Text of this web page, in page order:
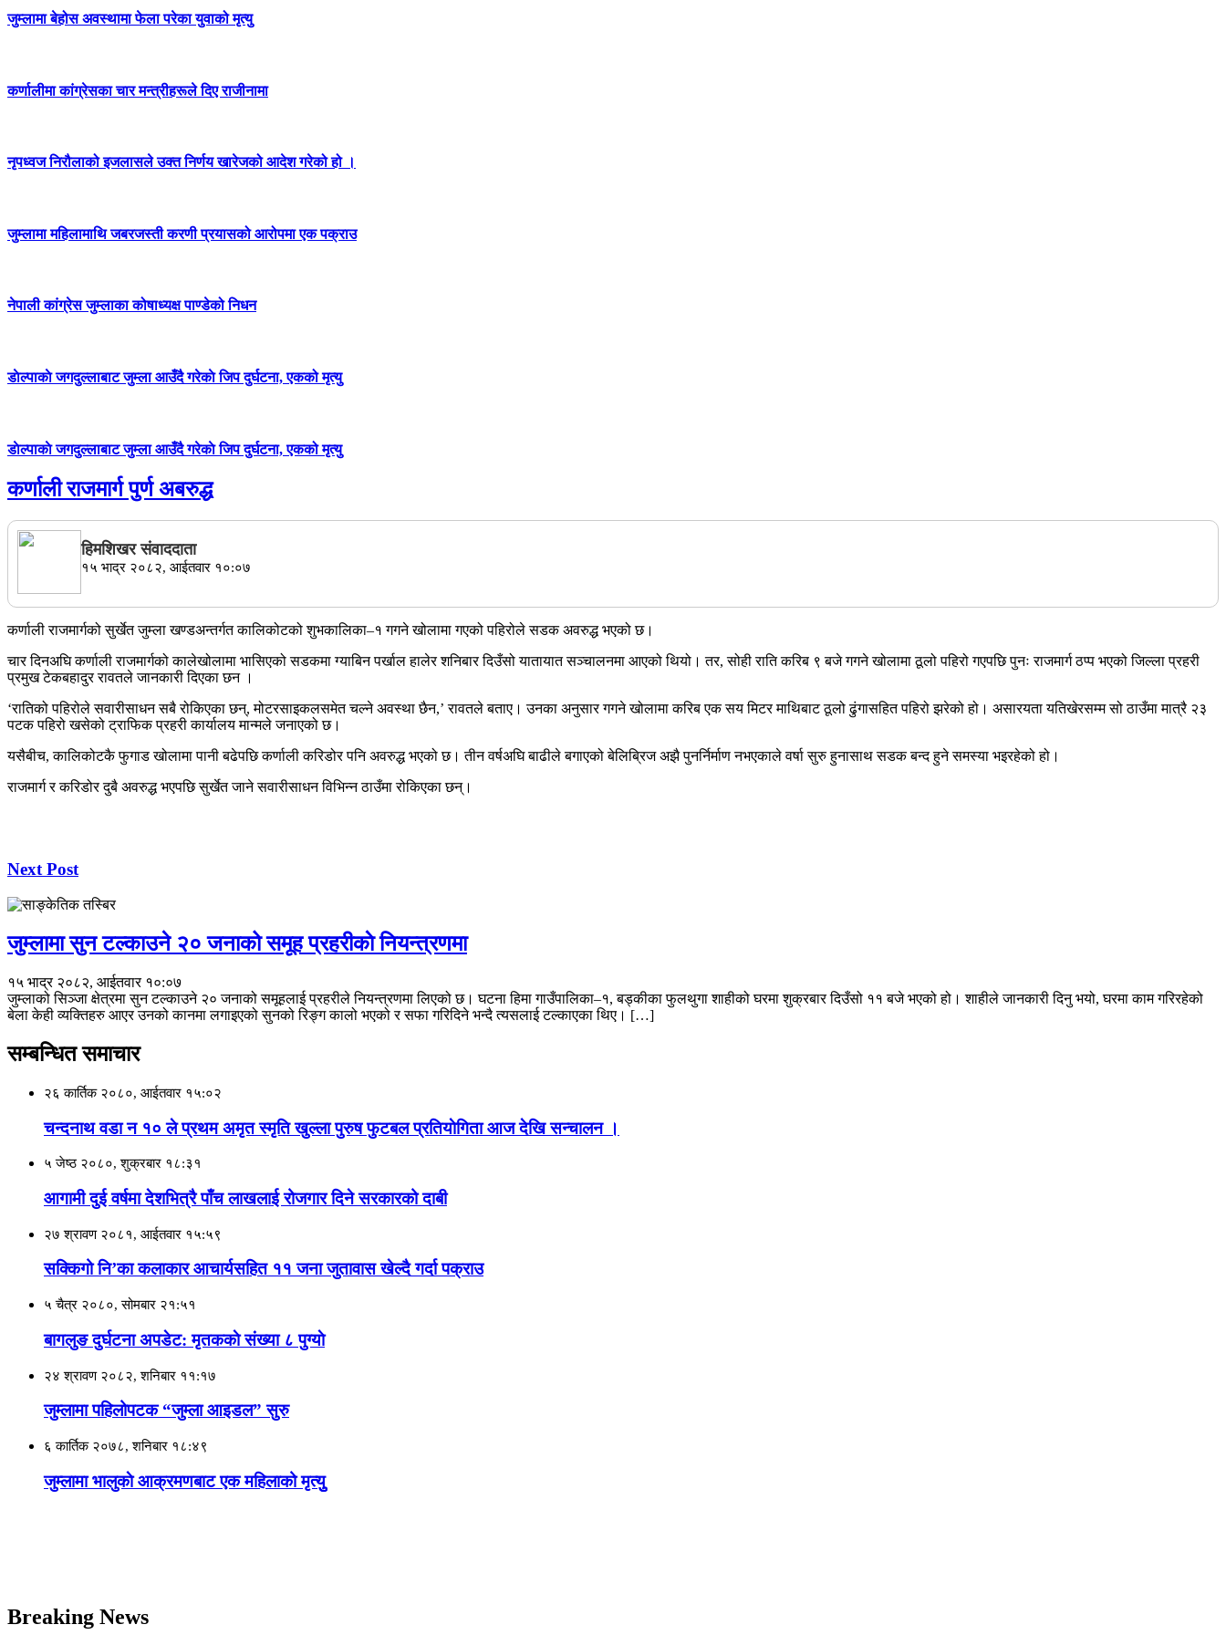
जुम्लामा बेहोस अवस्थामा फेला परेका युवाको मृत्यु
कर्णालीमा कांग्रेसका चार मन्त्रीहरूले दिए राजीनामा
नृपध्वज निरौलाको इजलासले उक्त निर्णय खारेजको आदेश गरेको हो ।
जुम्लामा महिलामाथि जबरजस्ती करणी प्रयासको आरोपमा एक पक्राउ
नेपाली कांग्रेस जुम्लाका कोषाध्यक्ष पाण्डेको निधन
डाेल्पाकाे जगदुल्लाबाट जुम्ला आउँदै गरेकाे जिप दुर्घटना, एकको मृत्यु
डाेल्पाकाे जगदुल्लाबाट जुम्ला आउँदै गरेकाे जिप दुर्घटना, एकको मृत्यु
कर्णाली राजमार्ग पुर्ण अबरुद्ध
हिमशिखर संवाददाता
१५ भाद्र २०८२, आईतवार १०:०७
कर्णाली राजमार्गको सुर्खेत जुम्ला खण्डअन्तर्गत कालिकोटको शुभकालिका–१ गगने खोलामा गएको पहिरोले सडक अवरुद्ध भएको छ।
चार दिनअघि कर्णाली राजमार्गको कालेखोलामा भासिएको सडकमा ग्याबिन पर्खाल हालेर शनिबार दिउँसो यातायात सञ्चालनमा आएको थियो। तर, सोही राति करिब ९ बजे गगने खोलामा ठूलो पहिरो गएपछि पुनः राजमार्ग ठप्प भएको जिल्ला प्रहरी
प्रमुख टेकबहादुर रावतले जानकारी दिएका छन ।
‘रातिको पहिरोले सवारीसाधन सबै रोकिएका छन्, मोटरसाइकलसमेत चल्ने अवस्था छैन,’ रावतले बताए। उनका अनुसार गगने खोलामा करिब एक सय मिटर माथिबाट ठूलो ढुंगासहित पहिरो झरेको हो। असारयता यतिखेरसम्म सो ठाउँमा मात्रै २३
पटक पहिरो खसेको ट्राफिक प्रहरी कार्यालय मान्मले जनाएको छ।
यसैबीच, कालिकोटकै फुगाड खोलामा पानी बढेपछि कर्णाली करिडोर पनि अवरुद्ध भएको छ। तीन वर्षअघि बाढीले बगाएको बेलिब्रिज अझै पुनर्निर्माण नभएकाले वर्षा सुरु हुनासाथ सडक बन्द हुने समस्या भइरहेको हो।
राजमार्ग र करिडोर दुबै अवरुद्ध भएपछि सुर्खेत जाने सवारीसाधन विभिन्न ठाउँमा रोकिएका छन्।
Next Post
जुम्लामा सुन टल्काउने २० जनाको समूह प्रहरीकाे नियन्त्रणमा
१५ भाद्र २०८२, आईतवार १०:०७
जुम्लाको सिञ्जा क्षेत्रमा सुन टल्काउने २० जनाको समूहलाई प्रहरीले नियन्त्रणमा लिएको छ। घटना हिमा गाउँपालिका–१, बड्कीका फुलथुगा शाहीको घरमा शुक्रबार दिउँसो ११ बजे भएको हो। शाहीले जानकारी दिनु भयो, घरमा काम गरिरहेको
बेला केही व्यक्तिहरु आएर उनको कानमा लगाइएको सुनको रिङ्ग कालो भएको र सफा गरिदिने भन्दै त्यसलाई टल्काएका थिए। […]
सम्बन्धित समाचार
२६ कार्तिक २०८०, आईतवार १५:०२
चन्दनाथ वडा न १० ले प्रथम अमृत स्मृति खुल्ला पुरुष फुटबल प्रतियाेगिता आज देखि सन्चालन ।
५ जेष्ठ २०८०, शुक्रबार १८:३१
आगामी दुई वर्षमा देशभित्रै पाँच लाखलाई रोजगार दिने सरकारको दाबी
२७ श्रावण २०८१, आईतवार १५:५९
सक्किगो नि’का कलाकार आचार्यसहित ११ जना जुतावास खेल्दै गर्दा पक्राउ
५ चैत्र २०८०, सोमबार २१:५१
बागलुङ दुर्घटना अपडेट: मृतककाे संख्या ८ पुग्याे
२४ श्रावण २०८२, शनिबार ११:१७
जुम्लामा पहिलोपटक “जुम्ला आइडल” सुरु
६ कार्तिक २०७८, शनिबार १८:४९
जुम्लामा भालुकाे आक्रमणबाट एक महिलाको मृत्युु
Breaking News